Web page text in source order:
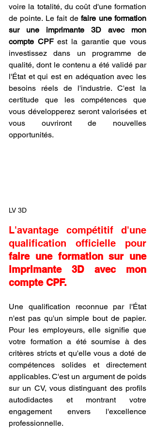
voire la totalité, du coût d'une formation
de pointe. Le fait de faire une formation
sur une imprimante 3D avec mon
compte CPF est la garantie que vous
investissez dans un programme de
qualité, dont le contenu a été validé par
l'État et qui est en adéquation avec les
besoins réels de l'industrie. C'est la
certitude que les compétences que
vous développerez seront valorisées et
vous ouvriront de nouvelles
opportunités.
LV 3D
L'avantage compétitif d'une
faire une formation sur une
imprimante 3D avec mon
compte CPF.
Une qualification reconnue par l'État
n'est pas qu'un simple bout de papier.
Pour les employeurs, elle signifie que
votre formation a été soumise à des
critères stricts et qu'elle vous a doté de
compétences solides et directement
applicables. C'est un argument de poids
sur un CV, vous distinguant des profils
autodidactes et montrant votre
engagement envers l'excellence
professionnelle.